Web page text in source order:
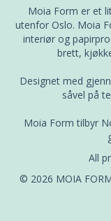
Moia Form er et
utenfor Oslo. Moia
interiør og
brett,
Designet med
såvel på
Moia Form tilbyr
All
© 2026 MOIA